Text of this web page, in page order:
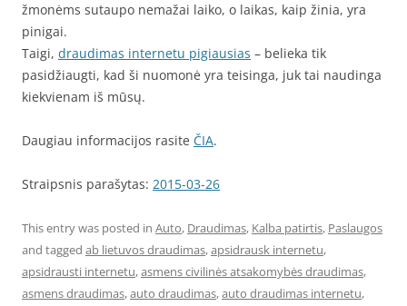
žmonėms sutaupo nemažai laiko, o laikas, kaip žinia, yra
pinigai.
Taigi, draudimas internetu pigiausias – belieka tik
pasidžiaugti, kad ši nuomonė yra teisinga, juk tai naudinga
kiekvienam iš mūsų.
Daugiau informacijos rasite ČIA.
Straipsnis parašytas: 2015-03-26
This entry was posted in Auto, Draudimas, Kalba patirtis, Paslaugos
and tagged ab lietuvos draudimas,apsidrausk internetu,
apsidrausti internetu,asmens civilinės atsakomybės draudimas,
asmens draudimas,auto draudimas,auto draudimas internetu,